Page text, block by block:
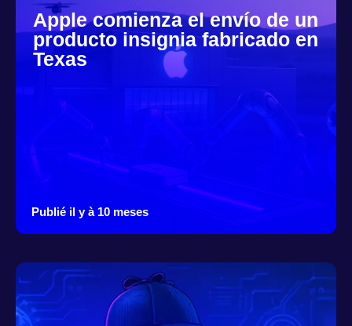
Apple comienza el envío de un
producto insignia fabricado en
Texas
Publié il y à 10 meses